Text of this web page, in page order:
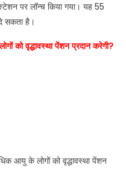
स्टेशन पर लॉन्च किया गया। यह 55
सकता है।
को वृद्धावस्था पेंशन प्रदान करेगी?
आयु के लोगों को वृद्धावस्था पेंशन